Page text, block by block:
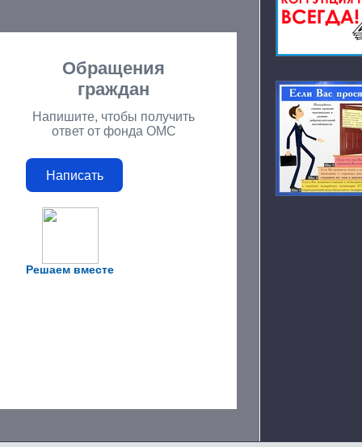
Решаем вместе
Обращения
граждан
Напишите, чтобы получить
ответ от фонда ОМС
Написать